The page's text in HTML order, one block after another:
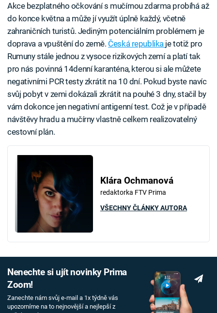
Akce bezplatného očkování s mučírnou zdarma probíhá až
do konce května a může jí využít úplně každý, včetně
zahraničních turistů. Jediným potenciálním problémem je
doprava a vpuštění do země. Česká republika je totiž pro
Rumuny stále jednou z vysoce rizikových zemí a platí tak
pro nás povinná 14denní karanténa, kterou si ale můžete
negativními PCR testy zkrátit na 10 dní. Pokud byste navíc
svůj pobyt v zemi dokázali zkrátit na pouhé 3 dny, stačil by
vám dokonce jen negativní antigenní test. Což je v případě
návštěvy hradu a mučírny vlastně celkem realizovatelný
cestovní plán.
Klára Ochmanová
redaktorka FTV Prima
VŠECHNY ČLÁNKY AUTORA
Nenechte si ujít novinky Prima
Zoom!
Zanechte nám svůj e-mail a 1x týdně vás
upozorníme na to nejnovější a nejlepší z